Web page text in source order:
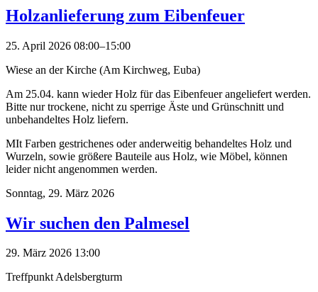
Holzanlieferung zum Eibenfeuer
25. April 2026 08:00–15:00
Wiese an der Kirche (Am Kirchweg, Euba)
Am 25.04. kann wieder Holz für das Eibenfeuer angeliefert werden.
Bitte nur trockene, nicht zu sperrige Äste und Grünschnitt und
unbehandeltes Holz liefern.
MIt Farben gestrichenes oder anderweitig behandeltes Holz und
Wurzeln, sowie größere Bauteile aus Holz, wie Möbel, können
leider nicht angenommen werden.
Sonntag, 29. März 2026
Wir suchen den Palmesel
29. März 2026 13:00
Treffpunkt Adelsbergturm